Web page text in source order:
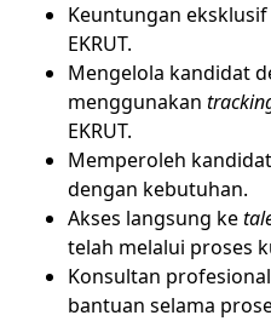
Keuntungan
EKRUT.
Mengelola kandidat
menggunakan
EKRUT.
Memperoleh
dengan kebutuhan.
Akses langsung ke
telah melalui proses
Konsultan
bantuan selama